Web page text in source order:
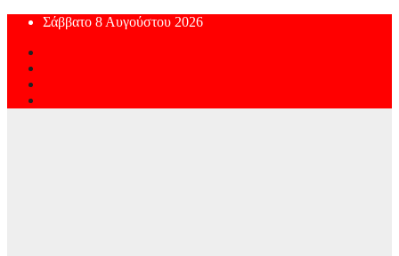
Skip
content
Σάββατο 8 Αυγούστου 2026